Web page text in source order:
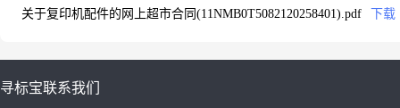
关于复印机配件的网上超市合同(11NMB0T5082120258401).pdf
下载
寻标宝联系我们